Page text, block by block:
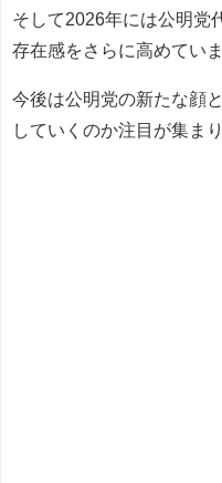
そして2026年には公明党
存在感をさらに高めていま
今後は公明党の新たな顔
していくのか注目が集ま